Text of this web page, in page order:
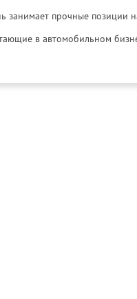
прочные позиции
в автомобильном